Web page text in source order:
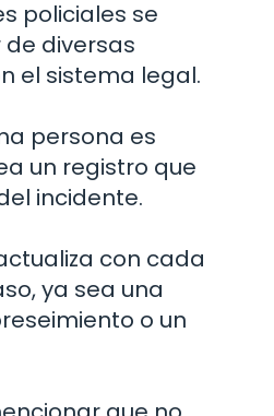
policiales se
diversas
el sistema legal.
persona es
un registro que
incidente.
con cada
ya sea una
o un